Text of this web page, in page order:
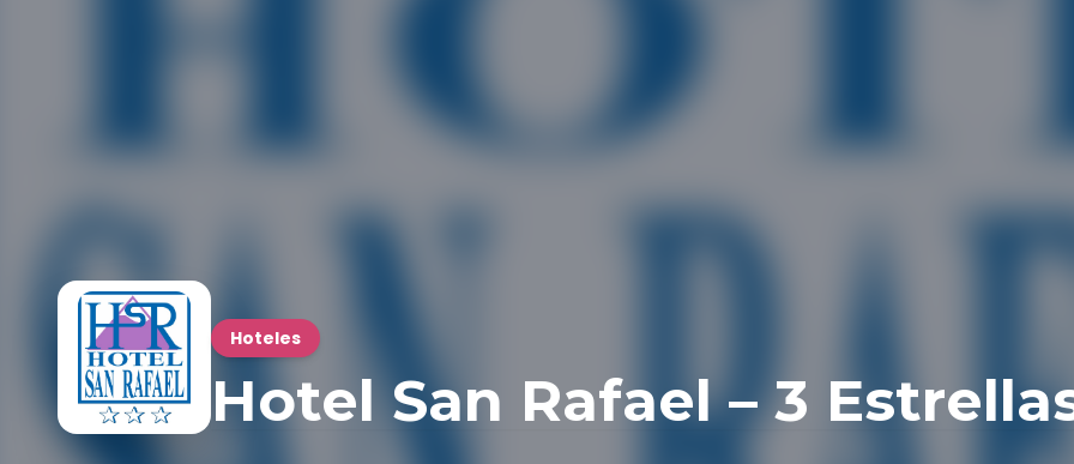
Hoteles
Hotel San Rafael – 3